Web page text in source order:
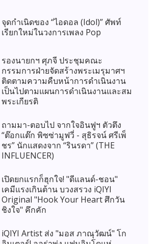
จุดกำเนิดของ “ไอดอล (Idol)” ศัพท์
เรียกใหม่ในวงการเพลง Pop
รองนายกฯ ศุภจี ประชุมคณะ
กรรมการฝ่ายจัดสร้างพระเมรุมาศฯ
ติดตามความคืบหน้าการดำเนินงาน
เป็นไปตามแผนการดำเนินงานและสม
พระเกียรติ
ถามมา-ตอบไป จากใจอินฟูฯ ตัวตึง
“ต๊อกแต๊ก พิซซ่ามูฟวี่ - สุธิรจน์ ศรีเพ็
ชร” นักแสดงจาก “รินรดา” (THE
INFLUENCER)
เปิดยกแรกก็ฮุกใจ! "ดีแลนด์-ชอน"
เคมีแรงเกินต้าน บวงสรวง iQIYI
Original "Hook Your Heart ศึกวัน
ชิงใจ" คึกคัก
iQIYI Artist ส่ง "มอส ภาณุวัฒน์" โก